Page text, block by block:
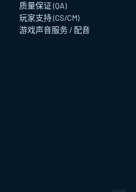
质量保证 (QA)
玩家支持 (CS/CM)
游戏声音服务 / 配音